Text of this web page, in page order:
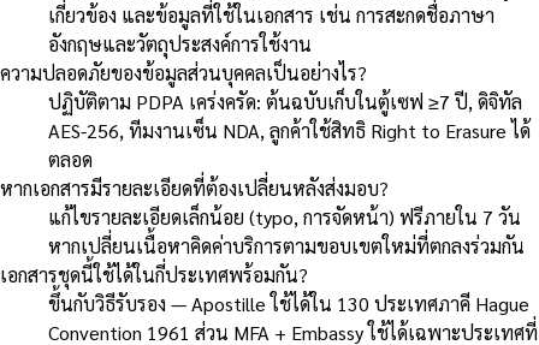
เกี่ยวข้อง และข้อมูลที่ใช้ในเอกสาร เช่น การสะกดชื่อภาษา
อังกฤษและวัตถุประสงค์การใช้งาน
ความปลอดภัยของข้อมูลส่วนบุคคลเป็นอย่างไร?
ปฏิบัติตาม PDPA เคร่งครัด: ต้นฉบับเก็บในตู้เซฟ ≥7 ปี, ดิจิทัล
AES-256, ทีมงานเซ็น NDA, ลูกค้าใช้สิทธิ Right to Erasure ได้
ตลอด
หากเอกสารมีรายละเอียดที่ต้องเปลี่ยนหลังส่งมอบ?
แก้ไขรายละเอียดเล็กน้อย (typo, การจัดหน้า) ฟรีภายใน 7 วัน
หากเปลี่ยนเนื้อหาคิดค่าบริการตามขอบเขตใหม่ที่ตกลงร่วมกัน
เอกสารชุดนี้ใช้ได้ในกี่ประเทศพร้อมกัน?
ขึ้นกับวิธีรับรอง — Apostille ใช้ได้ใน 130 ประเทศภาคี Hague
Convention 1961 ส่วน MFA + Embassy ใช้ได้เฉพาะประเทศที่